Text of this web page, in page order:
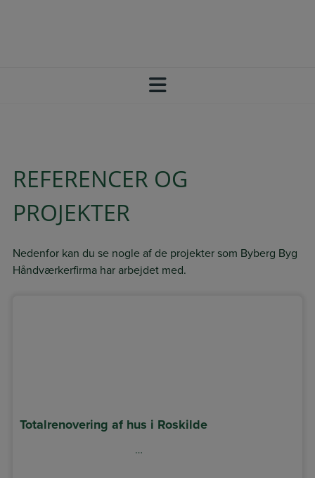
REFERENCER OG
PROJEKTER
Nedenfor kan du se nogle af de projekter som Byberg Byg
Håndværkerfirma har arbejdet med.​
Totalrenovering af hus i Roskilde
…